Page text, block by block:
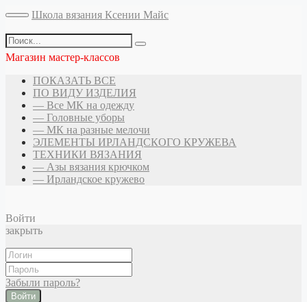
Школа вязания Ксении Майс
Магазин мастер-классов
ПОКАЗАТЬ ВСЕ
ПО ВИДУ ИЗДЕЛИЯ
— Все МК на одежду
— Головные уборы
— МК на разные мелочи
ЭЛЕМЕНТЫ ИРЛАНДСКОГО КРУЖЕВА
ТЕХНИКИ ВЯЗАНИЯ
— Азы вязания крючком
— Ирландское кружево
Войти
закрыть
Забыли пароль?
Войти